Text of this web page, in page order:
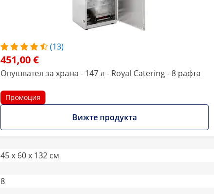
(13)
451,00 €
Опушвател за храна - 147 л - Royal Catering - 8 рафта
Промоция
Вижте продукта
45 x 60 x 132 см
8